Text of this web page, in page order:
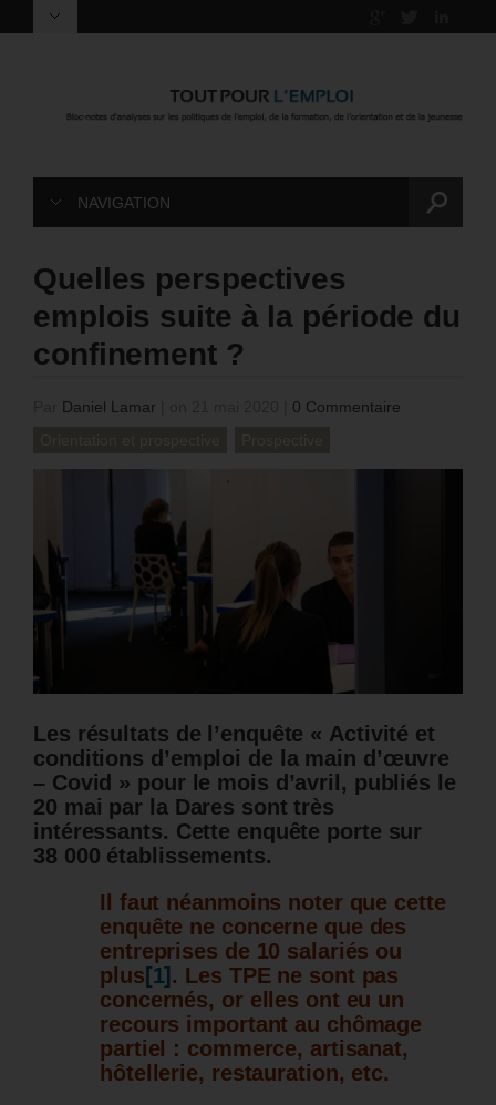
NAVIGATION
Quelles perspectives
emplois suite à la période du
confinement ?
Daniel Lamar
0 Commentaire
Les résultats de l’enquête « Activité et
conditions d’emploi de la main d’œuvre
– Covid » pour le mois d’avril, publiés le
20 mai par la Dares sont très
intéressants. Cette enquête porte sur
38 000 établissements.
Il faut néanmoins noter que cette
enquête ne concerne que des
entreprises de 10 salariés ou
plus [1] . Les TPE ne sont pas
concernés, or elles ont eu un
recours important au chômage
partiel : commerce, artisanat,
hôtellerie, restauration, etc.